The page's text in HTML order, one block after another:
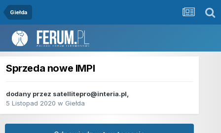
Giełda
Sprzeda nowe IMPI
dodany przez satellitepro@interia.pl,
5 Listopad 2020 w Giełda